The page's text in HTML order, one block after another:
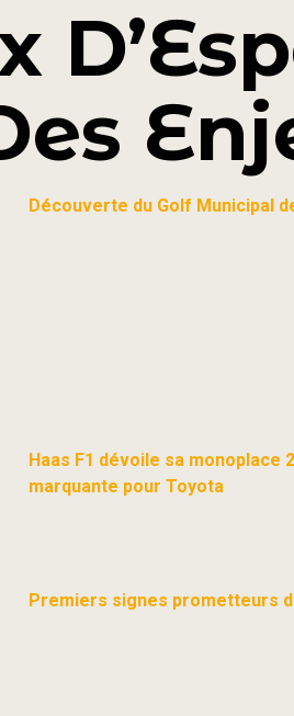
Découverte du Golf Municipal
Haas F1 dévoile sa monoplace
marquante pour Toyota
Premiers signes prometteurs